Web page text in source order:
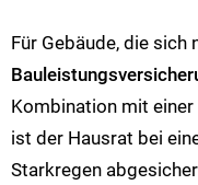
Für Gebäude, die sich
Kombination mit
ist der Hausrat bei
Starkregen